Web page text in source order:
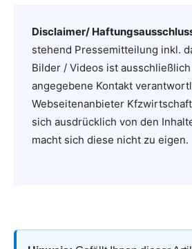
Disclaimer/
stehend Pressemitteilung inkl.
Bilder / Videos ist
angegebene Kontakt
Webseitenanbieter
sich ausdrücklich von den
macht sich diese nicht zu eigen.